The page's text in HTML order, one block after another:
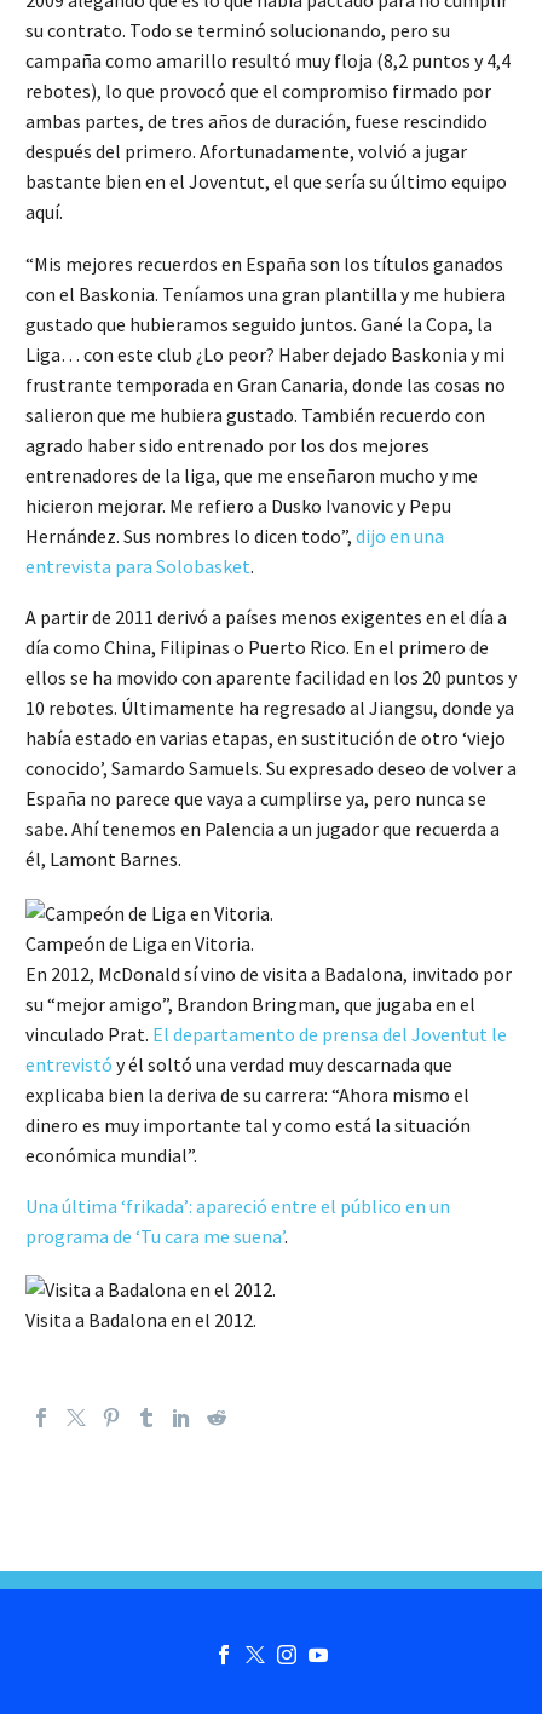
su contrato. Todo se terminó solucionando, pero su
campaña como amarillo resultó muy floja (8,2 puntos y 4,4
rebotes), lo que provocó que el compromiso firmado por
ambas partes, de tres años de duración, fuese rescindido
después del primero. Afortunadamente, volvió a jugar
bastante bien en el Joventut, el que sería su último equipo
aquí.
“Mis mejores recuerdos en España son los títulos ganados
con el Baskonia. Teníamos una gran plantilla y me hubiera
gustado que hubieramos seguido juntos. Gané la Copa, la
Liga… con este club ¿Lo peor? Haber dejado Baskonia y mi
frustrante temporada en Gran Canaria, donde las cosas no
salieron que me hubiera gustado. También recuerdo con
agrado haber sido entrenado por los dos mejores
entrenadores de la liga, que me enseñaron mucho y me
hicieron mejorar. Me refiero a Dusko Ivanovic y Pepu
Hernández. Sus nombres lo dicen todo”, dijo en una
entrevista para Solobasket.
A partir de 2011 derivó a países menos exigentes en el día a
día como China, Filipinas o Puerto Rico. En el primero de
ellos se ha movido con aparente facilidad en los 20 puntos y
10 rebotes. Últimamente ha regresado al Jiangsu, donde ya
había estado en varias etapas, en sustitución de otro ‘viejo
conocido’, Samardo Samuels. Su expresado deseo de volver a
España no parece que vaya a cumplirse ya, pero nunca se
sabe. Ahí tenemos en Palencia a un jugador que recuerda a
él, Lamont Barnes.
Campeón de Liga en Vitoria.
En 2012, McDonald sí vino de visita a Badalona, invitado por
su “mejor amigo”, Brandon Bringman, que jugaba en el
vinculado Prat. El departamento de prensa del Joventut le
entrevistó y él soltó una verdad muy descarnada que
explicaba bien la deriva de su carrera: “Ahora mismo el
dinero es muy importante tal y como está la situación
económica mundial”.
Una última ‘frikada’: apareció entre el público en un
programa de ‘Tu cara me suena’.
Visita a Badalona en el 2012.